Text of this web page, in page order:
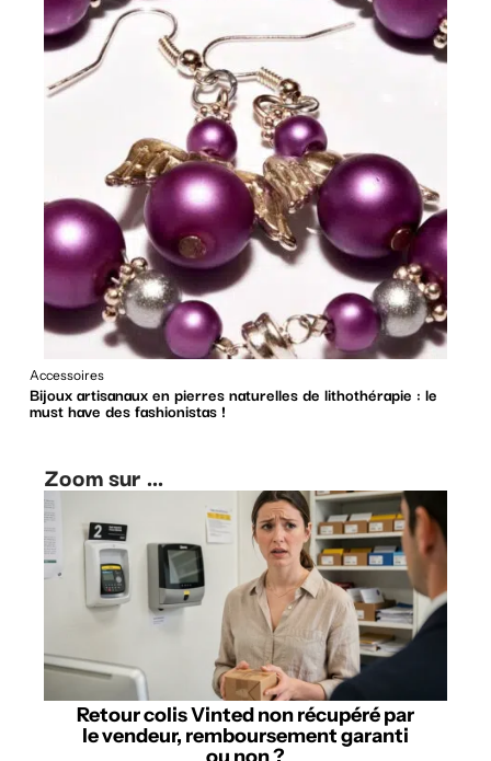
Accessoires
Bijoux artisanaux en pierres naturelles de lithothérapie : le
must have des fashionistas !
Zoom sur ...
Retour colis Vinted non récupéré par
le vendeur, remboursement garanti